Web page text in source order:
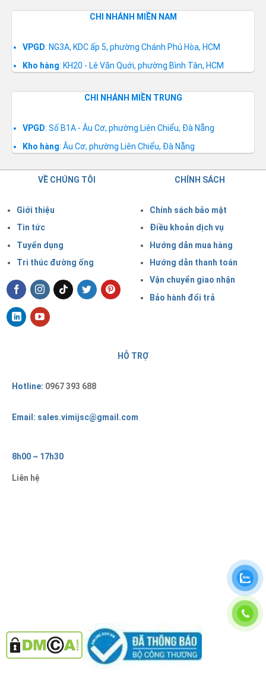
CHI NHÁNH MIỀN NAM
VPGD: NG3A, KDC ấp 5, phường Chánh Phú Hòa, HCM
Kho hàng: KH20 - Lê Văn Quới, phường Bình Tân, HCM
CHI NHÁNH MIỀN TRUNG
VPGD: Số B1A - Âu Cơ, phường Liên Chiểu, Đà Nẵng
Kho hàng: Âu Cơ, phường Liên Chiểu, Đà Nẵng
VỀ CHÚNG TÔI
Giới thiệu
Tin tức
Tuyển dụng
Tri thúc đường ống
CHÍNH SÁCH
Chính sách bảo mật
Điều khoản dịch vụ
Hướng dẫn mua hàng
Hướng dẫn thanh toán
Vận chuyển giao nhận
Bảo hành đổi trả
HỖ TRỢ
Hotline: 0967 393 688
Email: sales.vimijsc@gmail.com
8h00 ~ 17h30
Liên hệ